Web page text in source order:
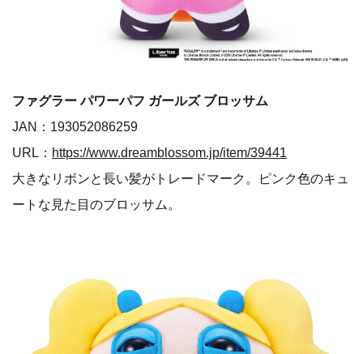
ファグラー パワーパフ ガールズ ブロッサム
JAN：193052086259
URL： https://www.dreamblossom.jp/item/39441
大きなリボンと長い髪がトレードマーク。ピンク色のキュ
ートな見た目のブロッサム。